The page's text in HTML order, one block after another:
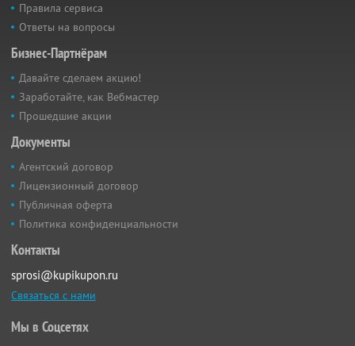
Правила сервиса
Ответы на вопросы
Бизнес-Партнёрам
Давайте сделаем акцию!
Заработайте, как Вебмастер
Прошедшие акции
Документы
Агентский договор
Лицензионный договор
Публичная оферта
Политика конфиденциальности
Контакты
sprosi@kupikupon.ru
Связаться с нами
Мы в Соцсетях